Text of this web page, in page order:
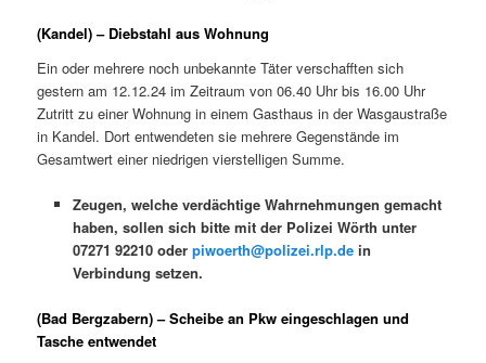
(Kandel) – Diebstahl aus Wohnung
Ein oder mehrere noch unbekannte Täter verschafften sich
gestern am 12.12.24 im Zeitraum von 06.40 Uhr bis 16.00 Uhr
Zutritt zu einer Wohnung in einem Gasthaus in der Wasgaustraße
in Kandel. Dort entwendeten sie mehrere Gegenstände im
Gesamtwert einer niedrigen vierstelligen Summe.
Zeugen, welche verdächtige Wahrnehmungen gemacht
haben, sollen sich bitte mit der Polizei Wörth unter
07271 92210 oder piwoerth@polizei.rlp.dein
Verbindung setzen.
(Bad Bergzabern) – Scheibe an Pkw eingeschlagen und
Tasche entwendet